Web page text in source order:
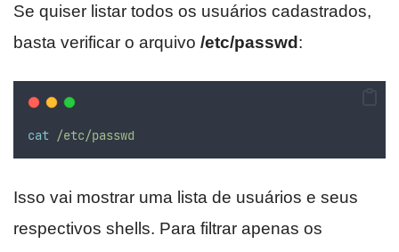
Se quiser listar todos os usuários cadastrados,
basta verificar o arquivo /etc/passwd:
cat /etc/passwd
Isso vai mostrar uma lista de usuários e seus
respectivos shells. Para filtrar apenas os